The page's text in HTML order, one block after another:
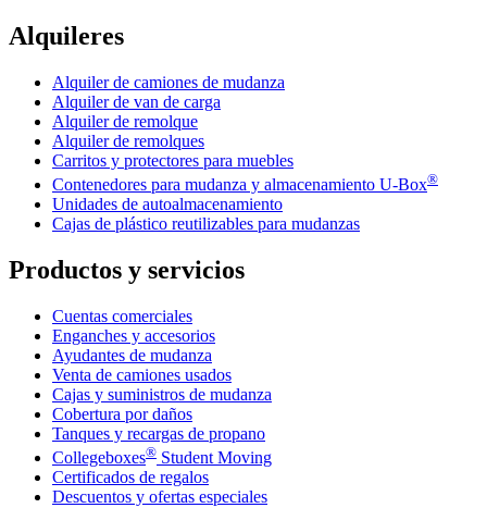
Alquileres
Alquiler de camiones de mudanza
Alquiler de van de carga
Alquiler de remolque
Alquiler de remolques
Carritos y protectores para muebles
Contenedores para mudanza y almacenamiento U-Box®
Unidades de autoalmacenamiento
Cajas de plástico reutilizables para mudanzas
Productos y servicios
Cuentas comerciales
Enganches y accesorios
Ayudantes de mudanza
Venta de camiones usados
Cajas y suministros de mudanza
Cobertura por daños
Tanques y recargas de propano
Collegeboxes® Student Moving
Certificados de regalos
Descuentos y ofertas especiales